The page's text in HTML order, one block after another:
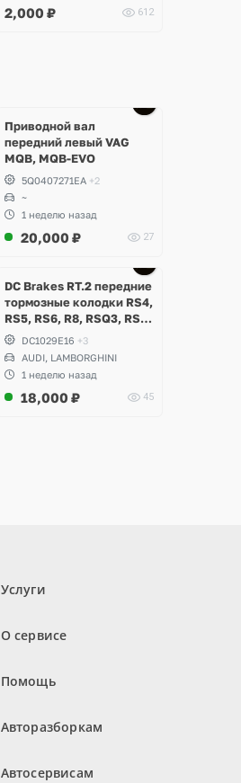
2,000 ₽ 612
Приводной вал
передний левый VAG
MQB, MQB-EVO
5Q0407271EA +2
~
1 неделю назад
20,000 ₽ 27
DC Brakes RT.2 передние
тормозные колодки RS4,
RS5, RS6, R8, RSQ3, RS3
8V (комплект 8 шт)
DC1029E16 +3
AUDI, LAMBORGHINI
1 неделю назад
18,000 ₽ 45
Услуги
О сервисе
Помощь
Авторазборкам
Автосервисам